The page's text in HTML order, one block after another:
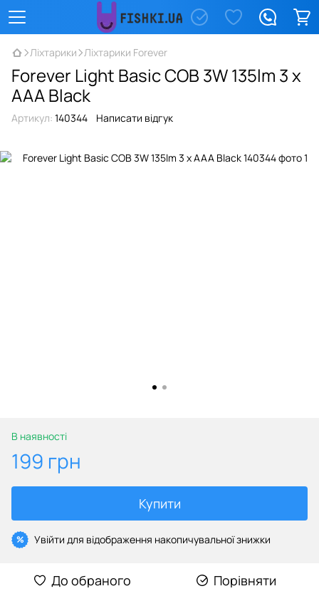
Ліхтарики Ліхтарики Forever
Forever Light Basic COB 3W 135lm 3 x
AAA Black
Артикул: 140344 Написати відгук
В наявності
199 грн
Купити
% Увійти для відображення накопичувальної знижки
До обраного Порівняти